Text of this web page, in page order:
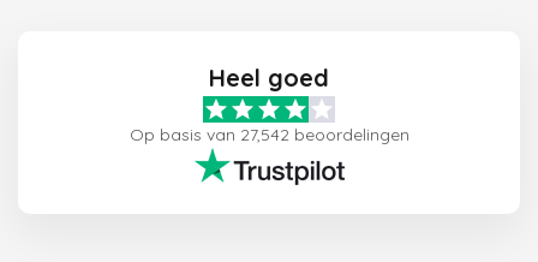
Heel goed
Op basis van 27,542 beoordelingen